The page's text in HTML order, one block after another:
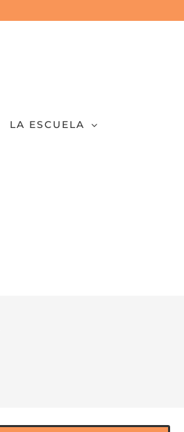
LA ESCUELA